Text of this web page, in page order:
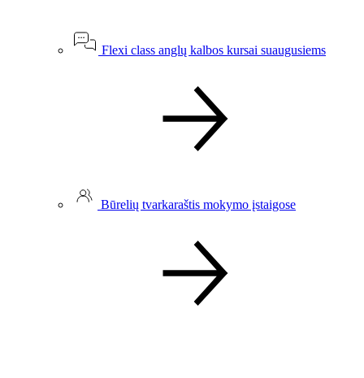
Flexi class anglų kalbos kursai suaugusiems
Būrelių tvarkaraštis mokymo įstaigose